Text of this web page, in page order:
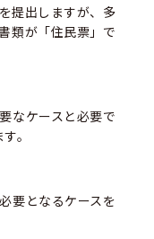
提出しますが、多
類が「住民票」で
なケースと必要で
。
要となるケースを